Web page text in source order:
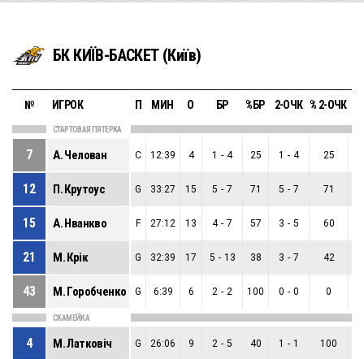
БК КИЇВ-БАСКЕТ (Київ)
№ ИГРОК П МИН О БР %БР 2-ОЧК % 2-ОЧК
СТАРТОВАЯ ПЯТЕРКА
7 А. Челован C 12:39 4 1 - 4 25 1 - 4 25
12 П. Крутоус G 33:27 15 5 - 7 71 5 - 7 71
15 А. Нванкво F 27:12 13 4 - 7 57 3 - 5 60
21 М. Крік G 32:39 17 5 - 13 38 3 - 7 42
43 М. Горобченко G 6:39 6 2 - 2 100 0 - 0 0
СКАМЕЙКА
4 М. Латковіч G 26:06 9 2 - 5 40 1 - 1 100